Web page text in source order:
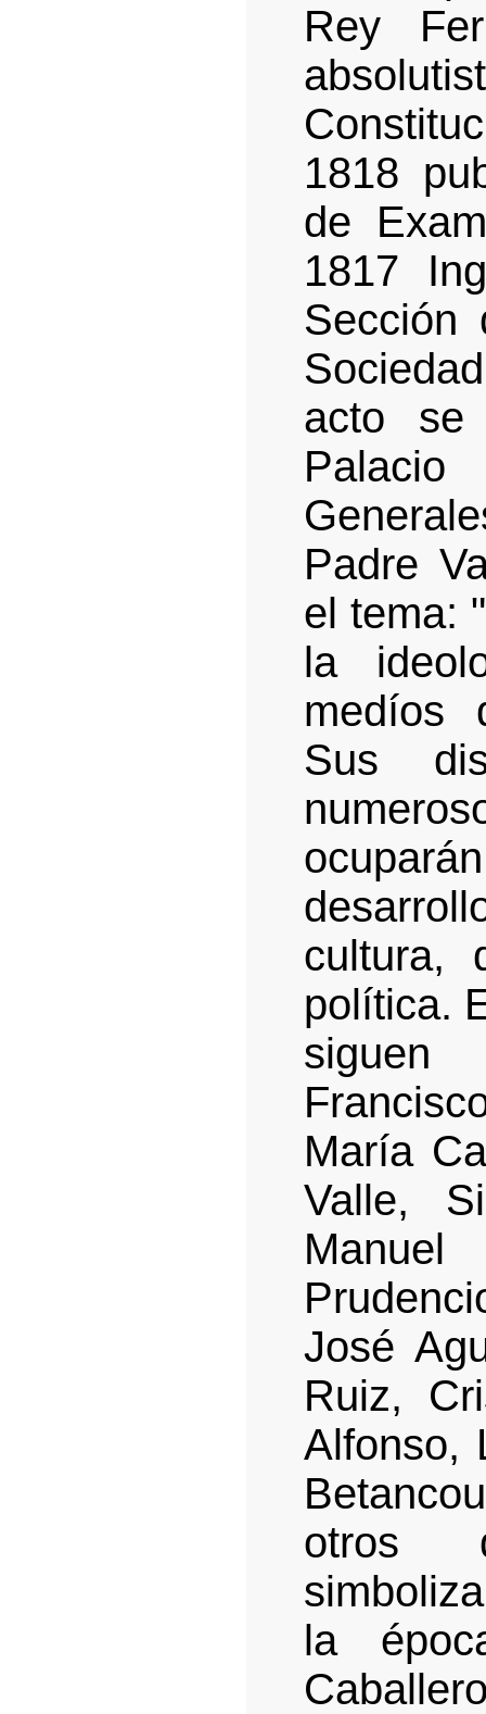
Rey
1818
de
1817
Sección
acto
Padre
el tema:
la
medíos
Sus
cultura,
política.
María
Valle,
José
Ruiz,
Alfonso,
otros
la